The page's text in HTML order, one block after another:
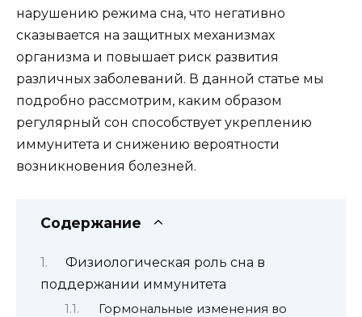
нарушению режима сна, что негативно
сказывается на защитных механизмах
организма и повышает риск развития
различных заболеваний. В данной статье мы
подробно рассмотрим, каким образом
регулярный сон способствует укреплению
иммунитета и снижению вероятности
возникновения болезней.
Содержание
Физиологическая роль сна в
поддержании иммунитета
Гормональные изменения во